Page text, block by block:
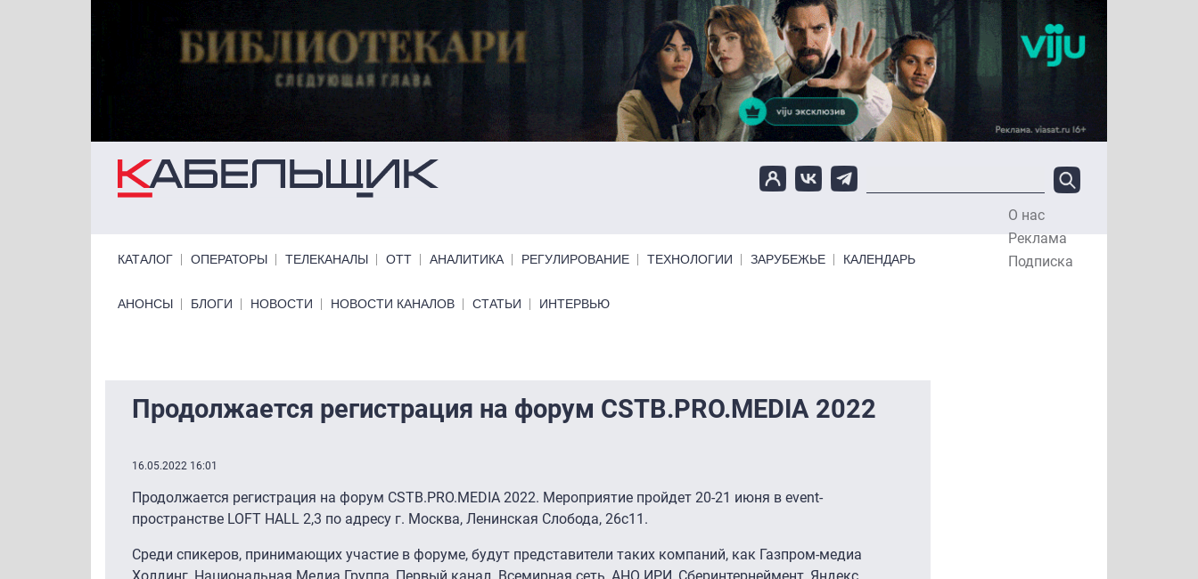
О нас
Реклама
Подписка
КАТАЛОГ ОПЕРАТОРЫ ТЕЛЕКАНАЛЫ ОТТ АНАЛИТИКА РЕГУЛИРОВАНИЕ ТЕХНОЛОГИИ ЗАРУБЕЖЬЕ КАЛЕНДАРЬ
Primary links bottom
АНОНСЫ БЛОГИ НОВОСТИ НОВОСТИ КАНАЛОВ СТАТЬИ ИНТЕРВЬЮ
Продолжается регистрация на форум CSTB.PRO.MEDIA 2022
16.05.2022 16:01
Продолжается регистрация на форум CSTB.PRO.MEDIA 2022. Мероприятие пройдет 20-21 июня в event-
пространстве LOFT HALL 2,3 по адресу г. Москва, Ленинская Слобода, 26с11.
Среди спикеров, принимающих участие в форуме, будут представители таких компаний, как Газпром-медиа
Холдинг, Национальная Медиа Группа, Первый канал. Всемирная сеть, АНО ИРИ, Сберинтернеймент, Яндекс